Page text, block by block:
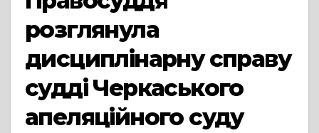
розглянула
дисциплінарну справу
судді Черкаського
апеляційного суду